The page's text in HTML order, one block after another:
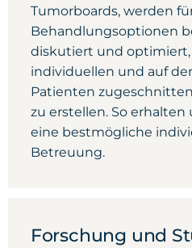
Tumorboards, werden
Behandlungsoptionen
diskutiert und
individuellen und auf
Patienten
zu erstellen. So
eine bestmögliche
Betreuung.
Forschung und